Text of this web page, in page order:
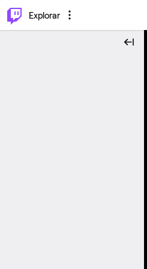
Explorar